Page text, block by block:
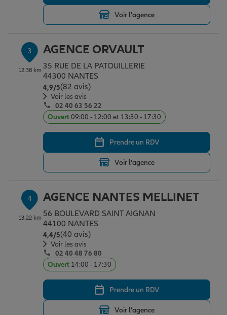
Garantie des accidents de la vie
Assurance scolaire
Protection juridique
Tous nos devis d'assurance
Voir l'agence
3
12.38 km
AGENCE ORVAULT
35 RUE DE LA PATOUILLERIE
44300 NANTES
4,9/5Note de 4.9 sur 5
(82 avis)
Voir les avis
02 40 63 56 22
Ouvert09:00 - 12:00 et 13:30 - 17:30
Prendre un RDV
Voir l'agence
4
13.22 km
AGENCE NANTES MELLINET
56 BOULEVARD SAINT AIGNAN
44100 NANTES
4,4/5Note de 4.4 sur 5
(40 avis)
Voir les avis
02 40 48 76 80
Ouvert 14:00 - 17:30
Prendre un RDV
Voir l'agence